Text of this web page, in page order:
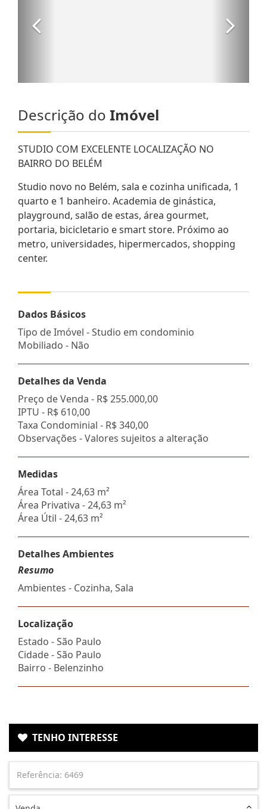
Descrição do Imóvel
STUDIO COM EXCELENTE LOCALIZAÇÃO NO
BAIRRO DO BELÉM
Studio novo no Belém, sala e cozinha unificada, 1
quarto e 1 banheiro. Academia de ginástica,
playground, salão de estas, área gourmet,
portaria, bicicletario e smart store. Próximo ao
metro, universidades, hipermercados, shopping
center.
Dados Básicos
Tipo de Imóvel - Studio em condominio
Mobiliado - Não
Detalhes da Venda
Preço de Venda - R$ 255.000,00
IPTU - R$ 610,00
Taxa Condominial - R$ 340,00
Observações - Valores sujeitos a alteração
Medidas
Área Total - 24,63 m²
Área Privativa - 24,63 m²
Área Útil - 24,63 m²
Detalhes Ambientes
Resumo
Ambientes - Cozinha, Sala
Localização
Estado -São Paulo
Cidade -São Paulo
Bairro - Belenzinho
TENHO INTERESSE